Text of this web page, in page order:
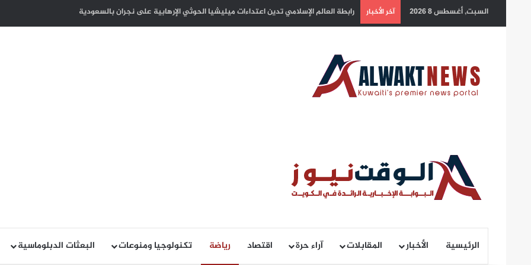
السبت, أغسطس 8 2026 آخر الأخبار سمو أمير البلاد يهنئ رئيس كوت ديفوار بذكرى الاستقلال لبلاده
الرئيسية الأخبار المقابلات آراء حرة اقتصاد رياضة تكنولوجيا ومنوعات البعثات الدبلوماسية